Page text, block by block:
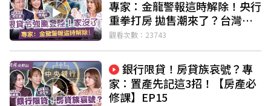
業專區 #湖美生活圈 #中西區 #安平區 #上曜 #THEKING #帝璟 #台
江國家公園 #巴洛克 #公設 #米其林 #鐵板燒 #電影 #瑜珈 #AI #高爾
夫球 #軟服務 #黃仁勳 #蘇姿丰 #做工的人 #總統套房 #空中步道 #六
書【Ebc地產王】👉
https://www.facebook.com/ebchousenews/ 加入【EBC地產王
LINE好友】👉 https://lin.ee/0SpOOsS
專家：金龍警報這時解除！央行
重拳打房 拋售潮來了？台灣房
市即將降溫？ 【房產必修課】
EP16
觀看次數：23743
家：置產先記這3招！【房產必
修課】EP15